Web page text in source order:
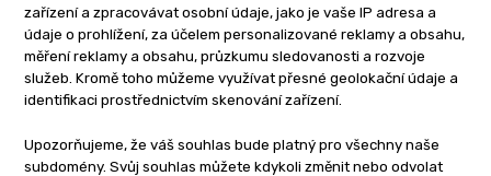
NEWSLETTER
zařízení a zpracovávat osobní údaje, jako je vaše IP adresa a
údaje o prohlížení, za účelem personalizované reklamy a obsahu,
měření reklamy a obsahu, průzkumu sledovanosti a rozvoje
služeb. Kromě toho můžeme využívat přesné geolokační údaje a
identifikaci prostřednictvím skenování zařízení.
Upozorňujeme, že váš souhlas bude platný pro všechny naše
subdomény. Svůj souhlas můžete kdykoli změnit nebo odvolat